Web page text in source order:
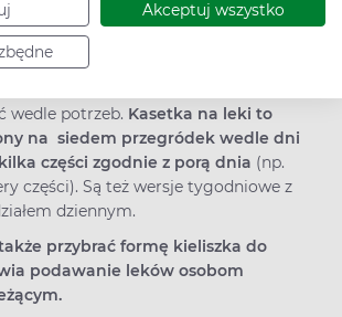
Akceptuj wszystko
tygodniowy lub dzienny
leki pozwala wygodnie naszykować
wedle potrzeb. Kasetka na leki to
na siedem przegródek wedle dni
części zgodnie z porą dnia (np.
części). Są też wersje tygodniowe z
dziennym.
przybrać formę kieliszka do
podawanie leków osobom